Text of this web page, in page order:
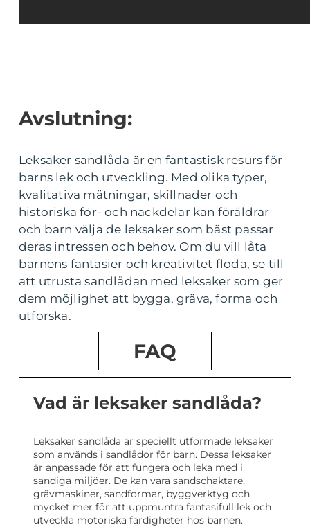
Avslutning:
Leksaker sandlåda är en fantastisk resurs för
barns lek och utveckling. Med olika typer,
kvalitativa mätningar, skillnader och
historiska för- och nackdelar kan föräldrar
och barn välja de leksaker som bäst passar
deras intressen och behov. Om du vill låta
barnens fantasier och kreativitet flöda, se till
att utrusta sandlådan med leksaker som ger
dem möjlighet att bygga, gräva, forma och
utforska.
FAQ
Vad är leksaker sandlåda?
Leksaker sandlåda är speciellt utformade leksaker
som används i sandlådor för barn. Dessa leksaker
är anpassade för att fungera och leka med i
sandiga miljöer. De kan vara sandschaktare,
grävmaskiner, sandformar, byggverktyg och
mycket mer för att uppmuntra fantasifull lek och
utveckla motoriska färdigheter hos barnen.